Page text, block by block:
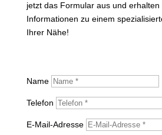
jetzt das Formular aus und erhalten
Informationen zu einem
Ihrer Nähe!
Name
Telefon
E-Mail-Adresse